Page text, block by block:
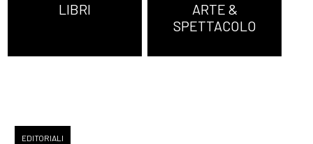
LIBRI
ARTE &
SPETTACOLO
EDITORIALI